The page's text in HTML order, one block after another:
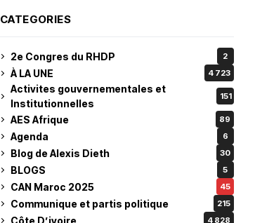
CATEGORIES
2e Congres du RHDP 2
À LA UNE 4 723
Activites gouvernementales et
Institutionnelles
151
AES Afrique 89
Agenda 6
Blog de Alexis Dieth 30
BLOGS 5
CAN Maroc 2025 45
Communique et partis politique 215
Côte D’ivoire 4 828